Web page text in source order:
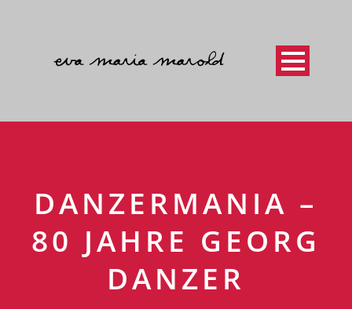
DANZERMANIA –
80 JAHRE GEORG
DANZER